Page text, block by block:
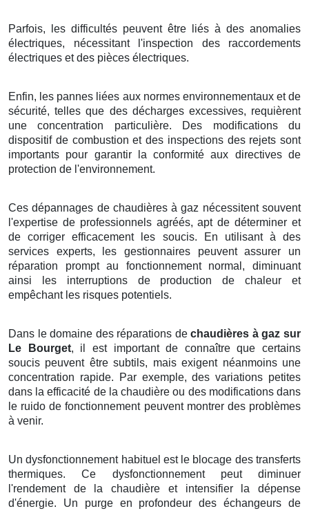
Parfois, les difficultés peuvent être liés à des anomalies
électriques, nécessitant l'inspection des raccordements
électriques et des pièces électriques.
Enfin, les pannes liées aux normes environnementaux et de
sécurité, telles que des décharges excessives, requièrent
une concentration particulière. Des modifications du
dispositif de combustion et des inspections des rejets sont
importants pour garantir la conformité aux directives de
protection de l'environnement.
Ces dépannages de chaudières à gaz nécessitent souvent
l'expertise de professionnels agréés, apt de déterminer et
de corriger efficacement les soucis. En utilisant à des
services experts, les gestionnaires peuvent assurer un
réparation prompt au fonctionnement normal, diminuant
ainsi les interruptions de production de chaleur et
empêchant les risques potentiels.
Dans le domaine des réparations dechaudières à gaz sur
Le Bourget, il est important de connaître que certains
soucis peuvent être subtils, mais exigent néanmoins une
concentration rapide. Par exemple, des variations petites
dans la efficacité de la chaudière ou des modifications dans
le ruido de fonctionnement peuvent montrer des problèmes
à venir.
Un dysfonctionnement habituel est le blocage des transferts
thermiques. Ce dysfonctionnement peut diminuer
l'rendement de la chaudière et intensifier la dépense
d'énergie. Un purge en profondeur des échangeurs de